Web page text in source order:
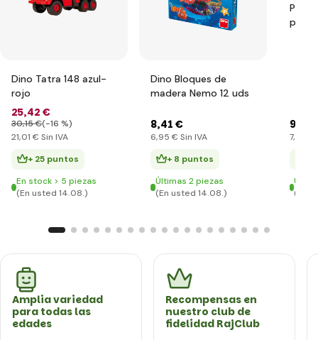
Dino Tatra 148 azul-
rojo
25,42 €
30,15 €(-16 %)
21,01 € Sin IVA
+ 25 puntos
En stock > 5 piezas
(En usted 14.08.)
Dino Bloques de
madera Nemo 12 uds
8,41 €
6,95 € Sin IVA
+ 8 puntos
Últimas 2 piezas
(En usted 14.08.)
9
7,72 €
(En
Amplia variedad
para todas las
edades
Recompensas en
nuestro club de
fidelidad RajClub